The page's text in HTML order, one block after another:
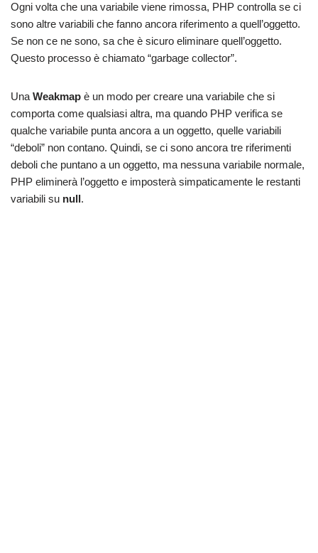
Ogni volta che una variabile viene rimossa, PHP controlla se ci
sono altre variabili che fanno ancora riferimento a quell’oggetto.
Se non ce ne sono, sa che è sicuro eliminare quell’oggetto.
Questo processo è chiamato “garbage collector”.
Una Weakmap è un modo per creare una variabile che si
comporta come qualsiasi altra, ma quando PHP verifica se
qualche variabile punta ancora a un oggetto, quelle variabili
“deboli” non contano. Quindi, se ci sono ancora tre riferimenti
deboli che puntano a un oggetto, ma nessuna variabile normale,
PHP eliminerà l’oggetto e imposterà simpaticamente le restanti
variabili su null.